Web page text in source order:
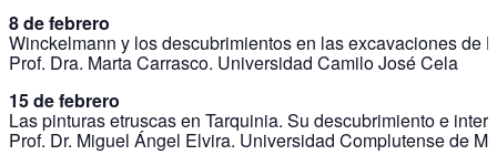
8 de febrero
Winckelmann y los descubrimientos en las excavaciones de
Prof. Dra. Marta Carrasco. Universidad Camilo José Cela
15 de febrero
Las pinturas etruscas en Tarquinia. Su descubrimiento e
Prof. Dr. Miguel Ángel Elvira. Universidad Complutense de